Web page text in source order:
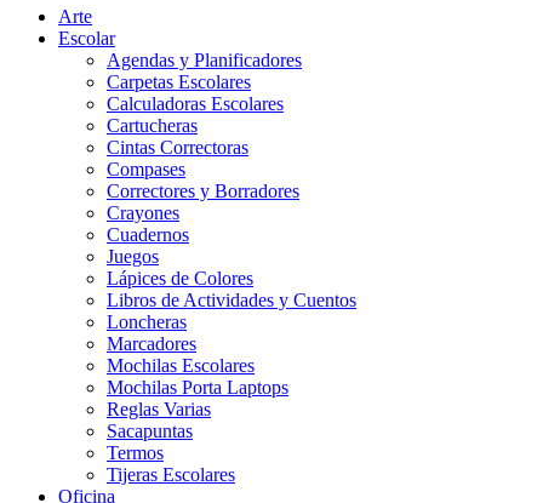
Arte
Escolar
Agendas y Planificadores
Carpetas Escolares
Calculadoras Escolares
Cartucheras
Cintas Correctoras
Compases
Correctores y Borradores
Crayones
Cuadernos
Juegos
Lápices de Colores
Libros de Actividades y Cuentos
Loncheras
Marcadores
Mochilas Escolares
Mochilas Porta Laptops
Reglas Varias
Sacapuntas
Termos
Tijeras Escolares
Oficina